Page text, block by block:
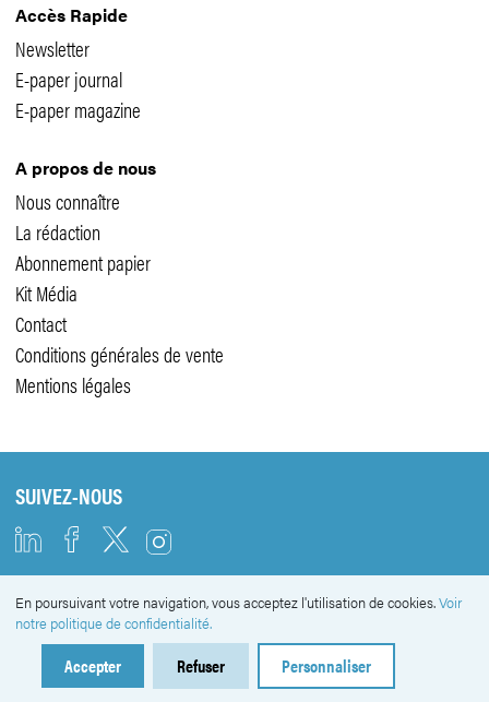
Accès Rapide
Newsletter
E-paper journal
E-paper magazine
A propos de nous
Nous connaître
La rédaction
Abonnement papier
Kit Média
Contact
Conditions générales de vente
Mentions légales
SUIVEZ-NOUS
NEWSLETTER
En poursuivant votre navigation, vous acceptez l'utilisation de cookies.Voir
notre politique de confidentialité.
Accepter Refuser Personnaliser